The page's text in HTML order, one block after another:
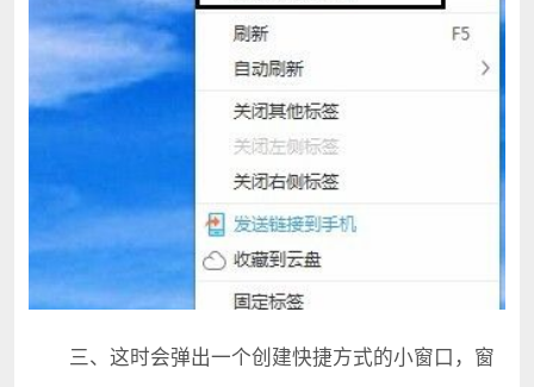
三、这时会弹出一个创建快捷方式的小窗口，窗